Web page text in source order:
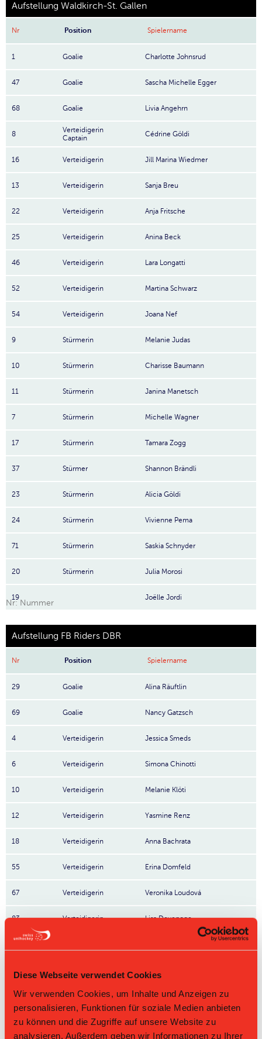
Diese Webseite verwendet Cookies
Wir verwenden Cookies, um Inhalte und Anzeigen zu
personalisieren, Funktionen für soziale Medien anbieten
zu können und die Zugriffe auf unsere Website zu
analysieren. Außerdem geben wir Informationen zu Ihrer
Aufstellung Waldkirch-St. Gallen
Nr Position Spielername
1 Goalie Charlotte Johnsrud
47 Goalie Sascha Michelle Egger
68 Goalie Livia Angehrn
8
Verteidigerin
Captain
Cédrine Göldi
16 Verteidigerin Jill Marina Wiedmer
13 Verteidigerin Sanja Breu
22 Verteidigerin Anja Fritsche
25 Verteidigerin Anina Beck
46 Verteidigerin Lara Longatti
52 Verteidigerin Martina Schwarz
54 Verteidigerin Joana Nef
9 Stürmerin Melanie Judas
10 Stürmerin Charisse Baumann
11 Stürmerin Janina Manetsch
7 Stürmerin Michelle Wagner
17 Stürmerin Tamara Zogg
37 Stürmer Shannon Brändli
23 Stürmerin Alicia Göldi
24 Stürmerin Vivienne Pema
71 Stürmerin Saskia Schnyder
20 Stürmerin Julia Morosi
19 Joëlle Jordi
Nr: Nummer
Aufstellung FB Riders DBR
Nr Position Spielername
29 Goalie Alina Räuftlin
69 Goalie Nancy Gatzsch
4 Verteidigerin Jessica Smeds
6 Verteidigerin Simona Chinotti
10 Verteidigerin Melanie Klöti
12 Verteidigerin Yasmine Renz
18 Verteidigerin Anna Bachrata
55 Verteidigerin Erina Domfeld
67 Verteidigerin Veronika Loudová
83 Verteidigerin Lisa Devenoge
16 Stürmerin Julija Rozite
21 Stürmerin Annina Faisst
22 Stürmerin Sarina Hutter